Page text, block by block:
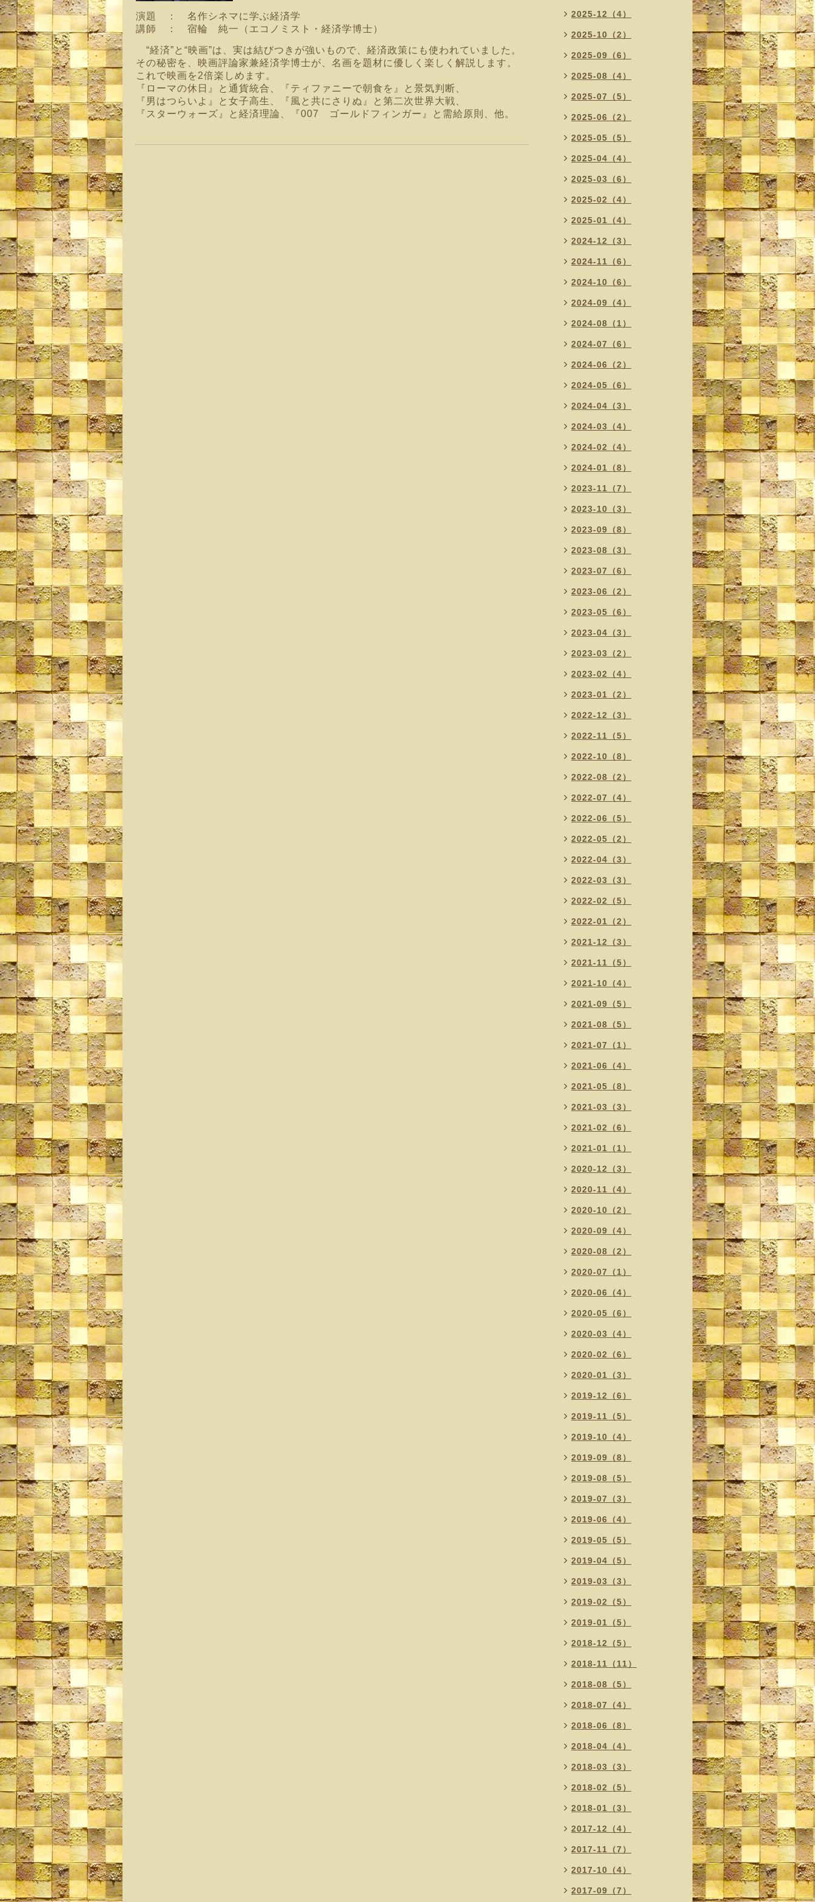
演題 ： 名作シネマに学ぶ経済学
講師 ： 宿輪 純一（エコノミスト・経済学博士）
“経済”と“映画”は、実は結びつきが強いもので、経済政策にも使われていました。
その秘密を、映画評論家兼経済学博士が、名画を題材に優しく楽しく解説します。
これで映画を2倍楽しめます。
『ローマの休日』と通貨統合、『ティファニーで朝食を』と景気判断、
『男はつらいよ』と女子高生、
『風と共にさりぬ』と第二次世界大戦、
『スターウォーズ』と経済理論、
『007 ゴールドフィンガー』と需給原則、他。
2025-12（4）
2025-10（2）
2025-09（6）
2025-08（4）
2025-07（5）
2025-06（2）
2025-05（5）
2025-04（4）
2025-03（6）
2025-02（4）
2025-01（4）
2024-12（3）
2024-11（6）
2024-10（6）
2024-09（4）
2024-08（1）
2024-07（6）
2024-06（2）
2024-05（6）
2024-04（3）
2024-03（4）
2024-02（4）
2024-01（8）
2023-11（7）
2023-10（3）
2023-09（8）
2023-08（3）
2023-07（6）
2023-06（2）
2023-05（6）
2023-04（3）
2023-03（2）
2023-02（4）
2023-01（2）
2022-12（3）
2022-11（5）
2022-10（8）
2022-08（2）
2022-07（4）
2022-06（5）
2022-05（2）
2022-04（3）
2022-03（3）
2022-02（5）
2022-01（2）
2021-12（3）
2021-11（5）
2021-10（4）
2021-09（5）
2021-08（5）
2021-07（1）
2021-06（4）
2021-05（8）
2021-03（3）
2021-02（6）
2021-01（1）
2020-12（3）
2020-11（4）
2020-10（2）
2020-09（4）
2020-08（2）
2020-07（1）
2020-06（4）
2020-05（6）
2020-03（4）
2020-02（6）
2020-01（3）
2019-12（6）
2019-11（5）
2019-10（4）
2019-09（8）
2019-08（5）
2019-07（3）
2019-06（4）
2019-05（5）
2019-04（5）
2019-03（3）
2019-02（5）
2019-01（5）
2018-12（5）
2018-11（11）
2018-08（5）
2018-07（4）
2018-06（8）
2018-04（4）
2018-03（3）
2018-02（5）
2018-01（3）
2017-12（4）
2017-11（7）
2017-10（4）
2017-09（7）